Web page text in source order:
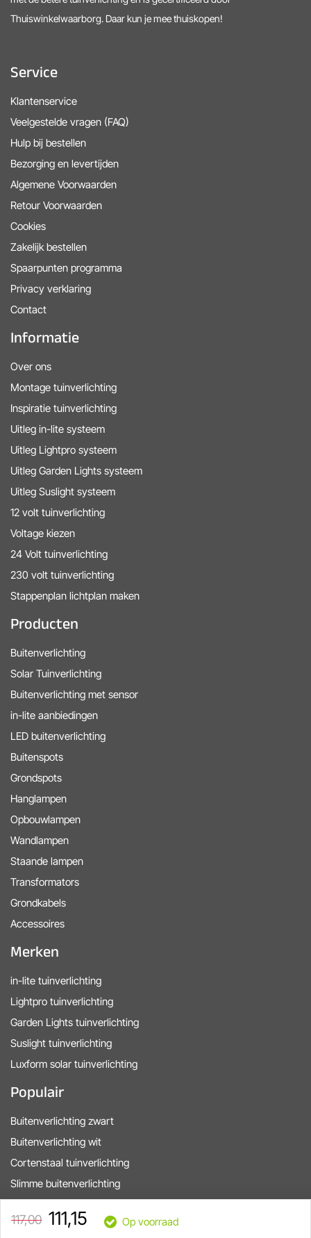
117,00 111,15 Op voorraad
Thuiswinkelwaarborg. Daar kun je mee thuiskopen!
Service
Klantenservice
Veelgestelde vragen (FAQ)
Hulp bij bestellen
Bezorging en levertijden
Algemene Voorwaarden
Retour Voorwaarden
Cookies
Zakelijk bestellen
Spaarpunten programma
Privacy verklaring
Contact
Informatie
Over ons
Montage tuinverlichting
Inspiratie tuinverlichting
Uitleg in-lite systeem
Uitleg Lightpro systeem
Uitleg Garden Lights systeem
Uitleg Suslight systeem
12 volt tuinverlichting
Voltage kiezen
24 Volt tuinverlichting
230 volt tuinverlichting
Stappenplan lichtplan maken
Producten
Buitenverlichting
Solar Tuinverlichting
Buitenverlichting met sensor
in-lite aanbiedingen
LED buitenverlichting
Buitenspots
Grondspots
Hanglampen
Opbouwlampen
Wandlampen
Staande lampen
Transformators
Grondkabels
Accessoires
Merken
in-lite tuinverlichting
Lightpro tuinverlichting
Garden Lights tuinverlichting
Suslight tuinverlichting
Luxform solar tuinverlichting
Populair
Buitenverlichting zwart
Buitenverlichting wit
Cortenstaal tuinverlichting
Slimme buitenverlichting
in-lite startkits